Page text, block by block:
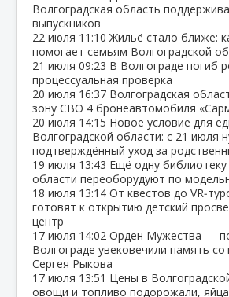
Волгоградская область
выпускников
22 июля 11:10 Жильё стало ближе:
помогает семьям Волгоградской
21 июля 09:23 В Волгограде погиб
процессуальная проверка
20 июля 16:37 Волгоградская
зону СВО 4 бронеавтомобиля
20 июля 14:15 Новое условие для
Волгоградской области: с 21 июля
подтверждённый уход за
19 июля 13:43 Ещё одну библиотеку
области переоборудуют по
18 июля 13:14 От квестов до
готовят к открытию детский
центр
17 июля 14:02 Орден Мужества —
Волгограде увековечили память
Сергея Рыкова
17 июля 13:51 Цены в
овощи и топливо подорожали,